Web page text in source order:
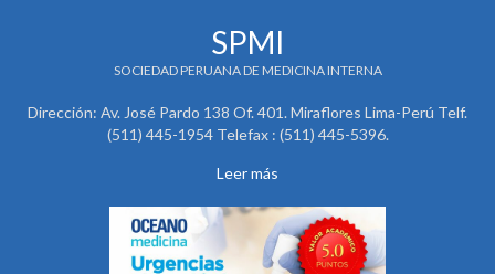
SPMI
SOCIEDAD PERUANA DE MEDICINA INTERNA
Dirección: Av. José Pardo 138 Of. 401. Miraflores Lima-Perú Telf.
(511) 445-1954 Telefax : (511) 445-5396.
Leer más